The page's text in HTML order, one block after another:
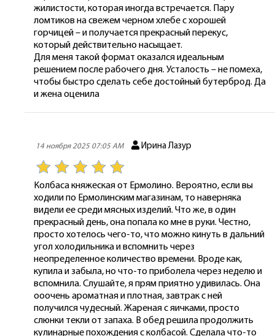
жилистости, которая иногда встречается. Пару
ломтиков на свежем черном хлебе с хорошей
горчицей – и получается прекрасный перекус,
который действительно насыщает.
Для меня такой формат оказался идеальным
решением после рабочего дня. Усталость – не помеха,
чтобы быстро сделать себе достойный бутерброд. Да
и жена оценила
14 ноября 2025 07:05 AM Ирина Лазур
Колбаса княжеская от Ермолино. Вероятно, если вы
ходили по Ермолинским магазинам, то наверняка
видели ее среди мясных изделий. Что же, в один
прекрасный день, она попала ко мне в руки. Честно,
просто хотелось чего-то, что можно кинуть в дальний
угол холодильника и вспомнить через
неопределенное количество времени. Вроде как,
купила и забыла, но что-то приболела через неделю и
вспомнила. Слушайте, я прям приятно удивилась. Она
ооочень ароматная и плотная, завтрак с ней
получился чудесный. Жареная с яичками, просто
слюнки текли от запаха. В обед решила продолжить
кулинарные похождения с колбасой. Сделала что-то